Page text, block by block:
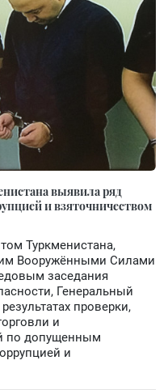
выявила ряд
и взяточничеством
Туркменистана,
Вооружёнными Силами
заседания
Генеральный
проверки,
и
по допущенным
и